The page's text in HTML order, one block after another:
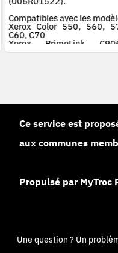
Compatibles avec les
Xerox Color 550, 560,
C60, C70
Xerox PrimeLink
C9070
Ce service est
aux communes
Propulsé par MyTroc
Une question ? Un